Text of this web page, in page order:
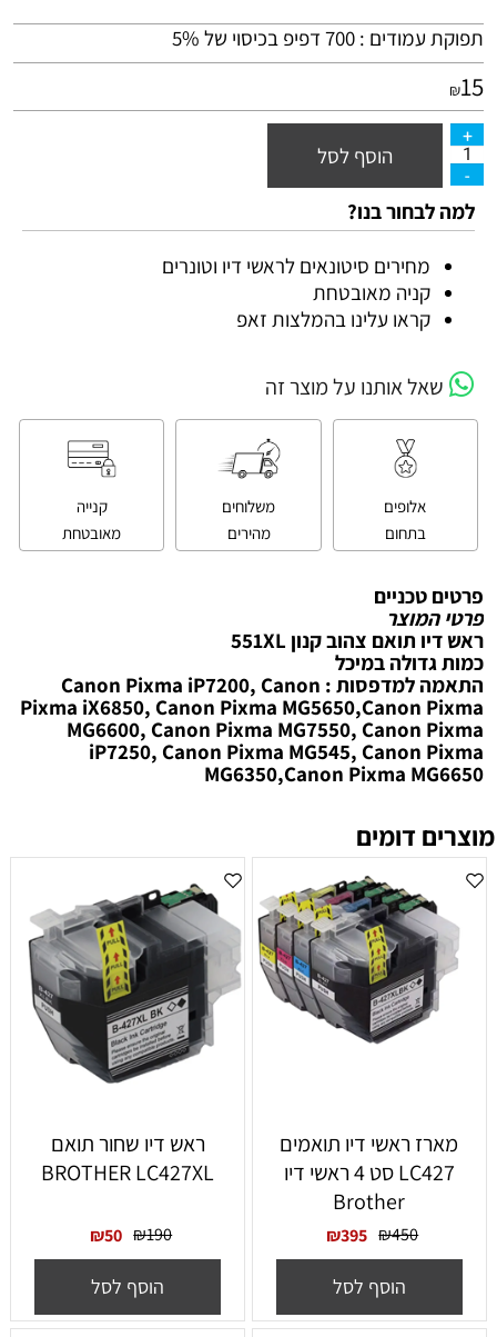
תפוקת עמודים : 700 דפיפ בכיסוי של 5%
₪15
הוסף לסל
למה לבחור בנו?
מחירים סיטונאים לראשי דיו וטונרים
קניה מאובטחת
קראו עלינו בהמלצות זאפ
שאל אותנו על מוצר זה
אלופים
בתחום
משלוחים
מהירים
קנייה
מאובטחת
פרטים טכניים
פרטי המוצר
ראש דיו תואם צהוב קנון 551XL
כמות גדולה במיכל
התאמה למדפסות : Canon Pixma iP7200, Canon
Pixma iX6850, Canon Pixma MG5650,Canon Pixma
MG6600, Canon Pixma MG7550, Canon Pixma
iP7250, Canon Pixma MG545, Canon Pixma
MG6350,Canon Pixma MG6650
מוצרים דומים
‏מארז ראשי דיו תואמים
LC427 סט 4 ראשי דיו
Brother
₪450
₪395
הוסף לסל
ראש דיו שחור תואם
BROTHER LC427XL
₪190
₪50
הוסף לסל